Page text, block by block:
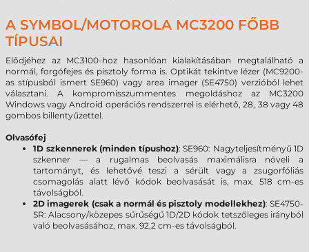
A SYMBOL/MOTOROLA MC3200 FŐBB
TÍPUSAI
Elődjéhez az MC3100-hoz hasonlóan kialakításában megtalálható a
normál, forgófejes és pisztoly forma is. Optikát tekintve lézer (MC9200-
as stípusból ismert SE960) vagy area imager (SE4750) verzióból lehet
választani. A kompromisszummentes megoldáshoz az MC3200
Windows vagy Android operációs rendszerrel is elérhető, 28, 38 vagy 48
gombos billentyűzettel.
Olvasófej
1D szkennerek (minden típushoz): SE960: Nagyteljesítményű 1D
szkenner — a rugalmas beolvasás maximálisra növeli a
tartományt, és lehetővé teszi a sérült vagy a zsugorfóliás
csomagolás alatt lévő kódok beolvasását is, max. 518 cm-es
távolságból.
2D imagerek (csak a normál és pisztoly modellekhez): SE4750-
SR: Alacsony/közepes sűrűségű 1D/2D kódok tetszőleges irányból
való beolvasásához, max. 92,2 cm-es távolságból.